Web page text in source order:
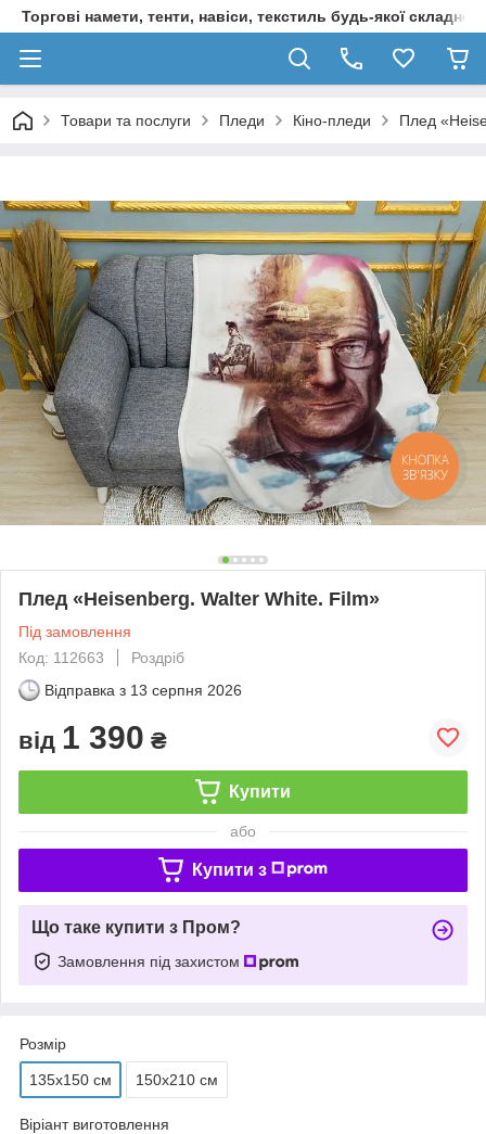
Торгові намети, тенти, навіси, текстиль будь-якої
Товари та послуги Пледи Кіно-пледи Плед
Плед «Нeisenberg. Walter White. Film»
Під замовлення
Код: 112663
Роздріб
Відправка з 13 серпня 2026
від 1 390 ₴
Купити
або
Купити з
Що таке купити з Пром?
Замовлення під захистом
Розмір
135х150 см 150х210 см
Віріант виготовлення
КНОПКА
ЗВ'ЯЗКУ